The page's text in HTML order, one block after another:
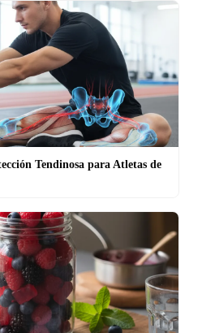
Tendinosa para Atletas de